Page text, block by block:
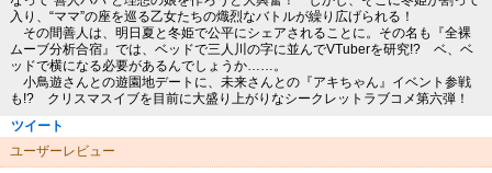
入り、“ママ”の座を巡る乙女たちの熾烈なバトルが繰り広げられる！
その間善人は、明日夏と冬姫で公平にシェアされることに。その名も『全裸
ムーブ分析合宿』では、ベッドで三人川の字に並んでVTuberを研究!? ベ、ベ
ッドで横になる必要があるんでしょうか……。
小鳥遊さんとの遊園地デートに、未来さんとの『アキちゃん』イベント参戦
も!? クリスマスイブを目前に大盛り上がりなシークレットラブコメ第六弾！
ツイート
ユーザーレビュー